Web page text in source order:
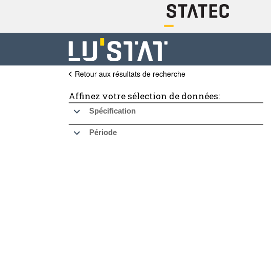
Retour aux résultats de recherche
Affinez votre sélection de données:
Spécification
Période